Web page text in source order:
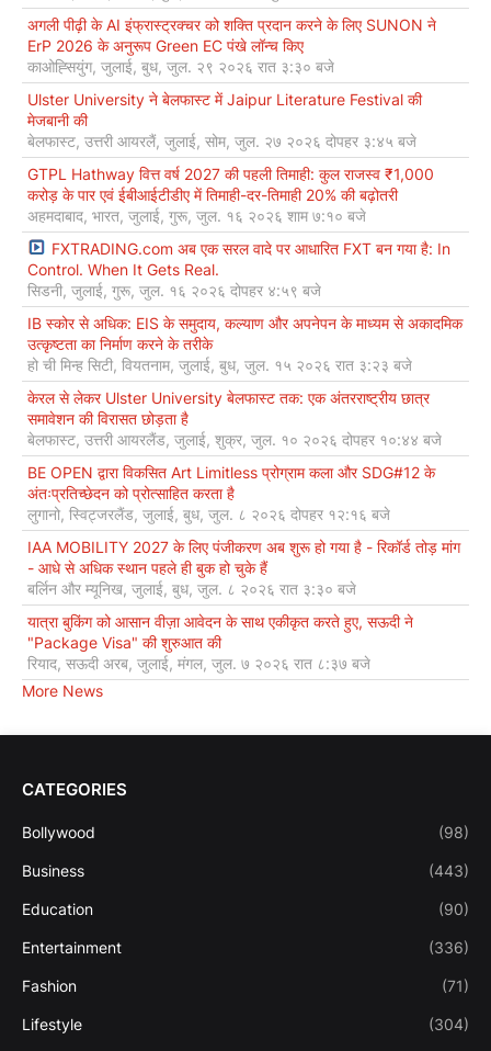
अगली पीढ़ी के AI इंफ्रास्ट्रक्चर को शक्ति प्रदान करने के लिए SUNON ने
ErP 2026 के अनुरूप Green EC पंखे लॉन्च किए
काओह्सियुंग, जुलाई, बुध, जुल. २९ २०२६ रात ३:३० बजे
Ulster University ने बेलफास्ट में Jaipur Literature Festival की
मेजबानी की
बेलफास्ट, उत्तरी आयरलैं, जुलाई, सोम, जुल. २७ २०२६ दोपहर ३:४५ बजे
GTPL Hathway वित्त वर्ष 2027 की पहली तिमाही: कुल राजस्व ₹1,000
करोड़ के पार एवं ईबीआईटीडीए में तिमाही-दर-तिमाही 20% की बढ़ोतरी
अहमदाबाद, भारत, जुलाई, गुरू, जुल. १६ २०२६ शाम ७:१० बजे
FXTRADING.com अब एक सरल वादे पर आधारित FXT बन गया है: In
Control. When It Gets Real.
सिडनी, जुलाई, गुरू, जुल. १६ २०२६ दोपहर ४:५९ बजे
IB स्कोर से अधिक: EIS के समुदाय, कल्याण और अपनेपन के माध्यम से अकादमिक
उत्कृष्टता का निर्माण करने के तरीके
हो ची मिन्ह सिटी, वियतनाम, जुलाई, बुध, जुल. १५ २०२६ रात ३:२३ बजे
केरल से लेकर Ulster University बेलफास्ट तक: एक अंतरराष्ट्रीय छात्र
समावेशन की विरासत छोड़ता है
बेलफास्ट, उत्तरी आयरलैंड, जुलाई, शुक्र, जुल. १० २०२६ दोपहर १०:४४ बजे
BE OPEN द्वारा विकसित Art Limitless प्रोग्राम कला और SDG#12 के
अंतःप्रतिच्छेदन को प्रोत्साहित करता है
लुगानो, स्विट्जरलैंड, जुलाई, बुध, जुल. ८ २०२६ दोपहर १२:१६ बजे
IAA MOBILITY 2027 के लिए पंजीकरण अब शुरू हो गया है - रिकॉर्ड तोड़ मांग
- आधे से अधिक स्थान पहले ही बुक हो चुके हैं
बर्लिन और म्यूनिख, जुलाई, बुध, जुल. ८ २०२६ रात ३:३० बजे
यात्रा बुकिंग को आसान वीज़ा आवेदन के साथ एकीकृत करते हुए, सऊदी ने
"Package Visa" की शुरुआत की
रियाद, सऊदी अरब, जुलाई, मंगल, जुल. ७ २०२६ रात ८:३७ बजे
More News
CATEGORIES
Bollywood (98)
Business (443)
Education (90)
Entertainment (336)
Fashion (71)
Lifestyle (304)